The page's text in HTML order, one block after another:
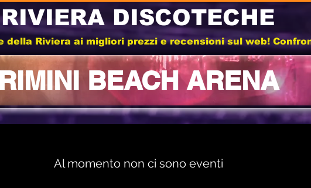
RIVIERA DISCOTECHE
della Riviera ai migliori prezzi e recensioni sul web!
RIMINI BEACH ARENA
Al momento non ci sono eventi